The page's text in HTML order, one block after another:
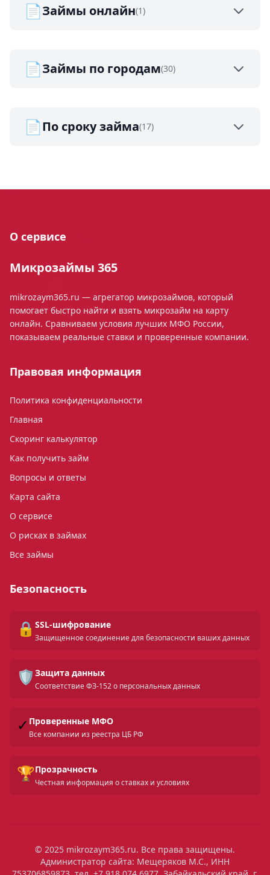
📄Займы онлайн(1)
📄Займы по городам(30)
📄По сроку займа(17)
О сервисе
Микрозаймы 365
mikrozaym365.ru — агрегатор микрозаймов, который
помогает быстро найти и взять микрозайм на карту
онлайн. Сравниваем условия лучших МФО России,
показываем реальные ставки и проверенные компании.
Правовая информация
Политика конфиденциальности
Главная
Скоринг калькулятор
Как получить займ
Вопросы и ответы
Карта сайта
О сервисе
О рисках в займах
Все займы
Безопасность
🔒 SSL-шифрование
Защищенное соединение для безопасности ваших данных
🛡️ Защита данных
Соответствие ФЗ-152 о персональных данных
✓ Проверенные МФО
Все компании из реестра ЦБ РФ
🏆Прозрачность
Честная информация о ставках и условиях
© 2025 mikrozaym365.ru. Все права защищены.
Администратор сайта: Мещеряков М.С., ИНН